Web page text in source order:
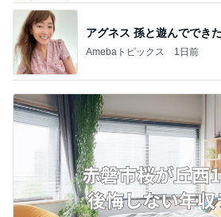
アグネス 孫と遊んででき
Amebaトピックス 1日前